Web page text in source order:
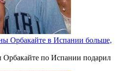
Орбакайте в Испании больше,
по Испании подарил